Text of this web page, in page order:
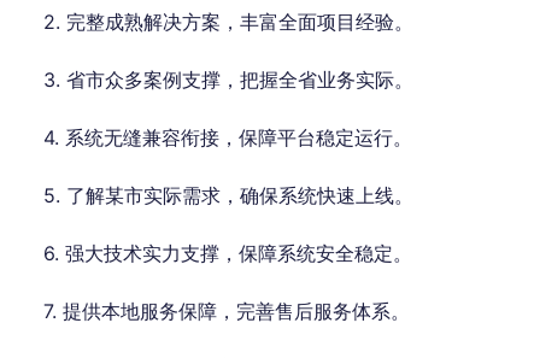
2. 完整成熟解决方案，丰富全面项目经验。
3. 省市众多案例支撑，把握全省业务实际。
4. 系统无缝兼容衔接，保障平台稳定运行。
5. 了解某市实际需求，确保系统快速上线。
6. 强大技术实力支撑，保障系统安全稳定。
7. 提供本地服务保障，完善售后服务体系。